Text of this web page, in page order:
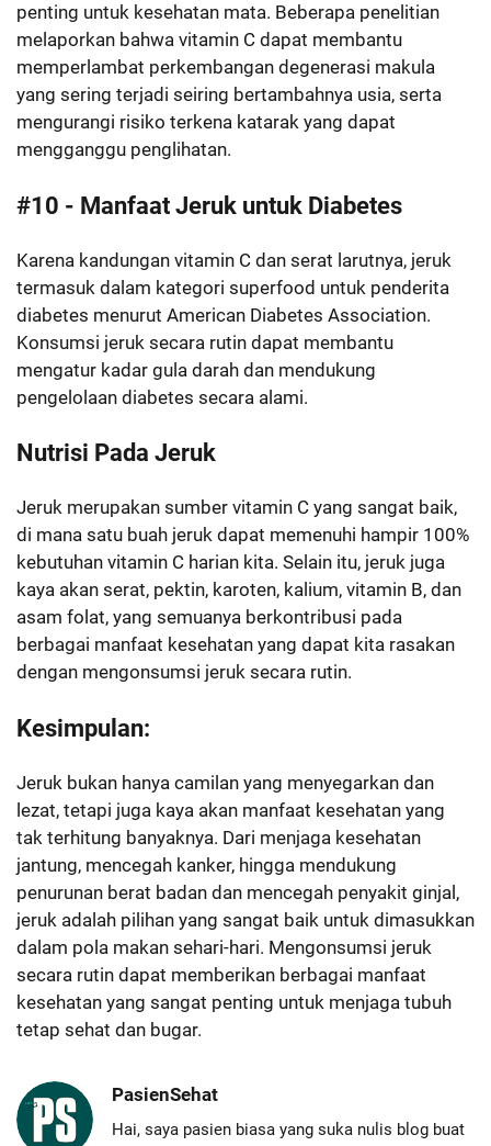
penting untuk kesehatan mata. Beberapa penelitian
melaporkan bahwa vitamin C dapat membantu
memperlambat perkembangan degenerasi makula
yang sering terjadi seiring bertambahnya usia, serta
mengurangi risiko terkena katarak yang dapat
mengganggu penglihatan.
#10 - Manfaat Jeruk untuk Diabetes
Karena kandungan vitamin C dan serat larutnya, jeruk
termasuk dalam kategori superfood untuk penderita
diabetes menurut American Diabetes Association.
Konsumsi jeruk secara rutin dapat membantu
mengatur kadar gula darah dan mendukung
pengelolaan diabetes secara alami.
Nutrisi Pada Jeruk
Jeruk merupakan sumber vitamin C yang sangat baik,
di mana satu buah jeruk dapat memenuhi hampir 100%
kebutuhan vitamin C harian kita. Selain itu, jeruk juga
kaya akan serat, pektin, karoten, kalium, vitamin B, dan
asam folat, yang semuanya berkontribusi pada
berbagai manfaat kesehatan yang dapat kita rasakan
dengan mengonsumsi jeruk secara rutin.
Kesimpulan:
Jeruk bukan hanya camilan yang menyegarkan dan
lezat, tetapi juga kaya akan manfaat kesehatan yang
tak terhitung banyaknya. Dari menjaga kesehatan
jantung, mencegah kanker, hingga mendukung
penurunan berat badan dan mencegah penyakit ginjal,
jeruk adalah pilihan yang sangat baik untuk dimasukkan
dalam pola makan sehari-hari. Mengonsumsi jeruk
secara rutin dapat memberikan berbagai manfaat
kesehatan yang sangat penting untuk menjaga tubuh
tetap sehat dan bugar.
PasienSehat
Hai, saya pasien biasa yang suka nulis blog buat